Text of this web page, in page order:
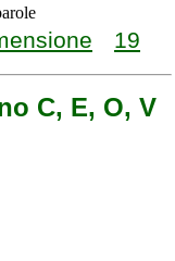
19
C, E, O, V